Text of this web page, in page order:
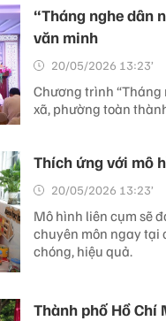
“Tháng nghe dân
văn minh
20/05/2026 13:23’
Chương trình
xã, phường toàn
Thích ứng với mô
20/05/2026 13:23’
Mô hình liên cụm sẽ
chuyên môn ngay tại
chóng, hiệu quả.
Thành phố Hồ Chí